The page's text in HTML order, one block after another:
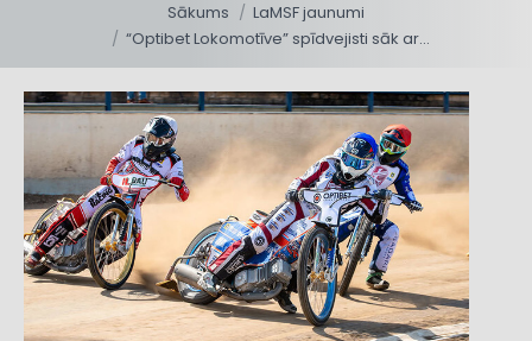
Sākums
LaMSF jaunumi
“Optibet Lokomotīve” spīdvejisti sāk ar…